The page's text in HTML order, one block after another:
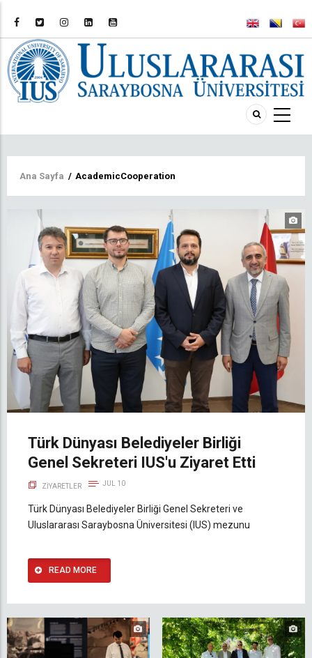
Sayfa
yolu
Ana Sayfa / AcademicCooperation
Türk Dünyası Belediyeler Birliği
Genel Sekreteri IUS'u Ziyaret Etti
ZIYARETLER JUL 10
Türk Dünyası Belediyeler Birliği Genel Sekreteri ve
Uluslararası Saraybosna Üniversitesi (IUS) mezunu
READ MORE